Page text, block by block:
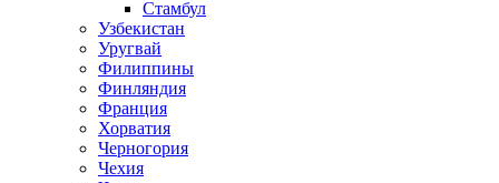
Стамбул
Узбекистан
Уругвай
Филиппины
Финляндия
Франция
Хорватия
Черногория
Чехия